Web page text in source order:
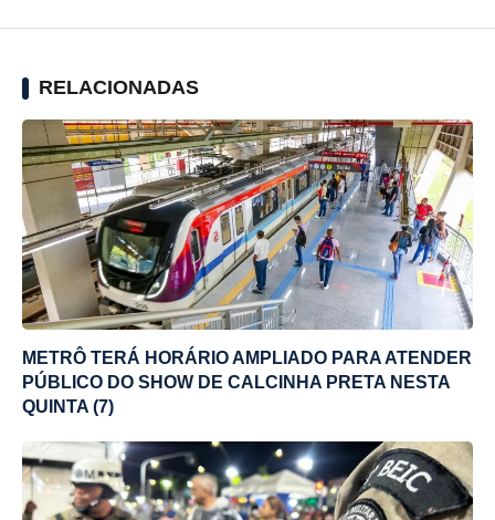
RELACIONADAS
METRÔ TERÁ HORÁRIO AMPLIADO PARA ATENDER
PÚBLICO DO SHOW DE CALCINHA PRETA NESTA
QUINTA (7)